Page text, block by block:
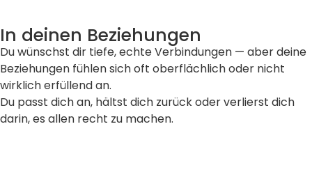
In deinen Beziehungen
Du wünschst dir tiefe, echte Verbindungen — aber deine
Beziehungen fühlen sich oft oberflächlich oder nicht
wirklich erfüllend an.
Du passt dich an, hältst dich zurück oder verlierst dich
darin, es allen recht zu machen.